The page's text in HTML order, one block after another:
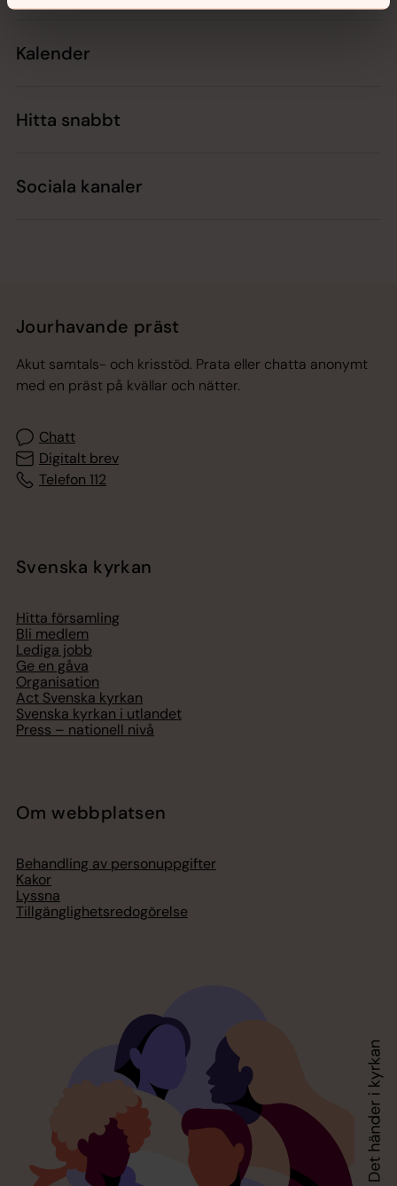
Kalender
Hitta snabbt
Sociala kanaler
Jourhavande präst
Akut samtals- och krisstöd. Prata eller chatta anonymt
med en präst på kvällar och nätter.
Chatt
Digitalt brev
Telefon 112
Svenska kyrkan
Hitta församling
Bli medlem
Lediga jobb
Ge en gåva
Organisation
Act Svenska kyrkan
Svenska kyrkan i utlandet
Press – nationell nivå
Om webbplatsen
Behandling av personuppgifter
Kakor
Lyssna
Tillgänglighetsredogörelse